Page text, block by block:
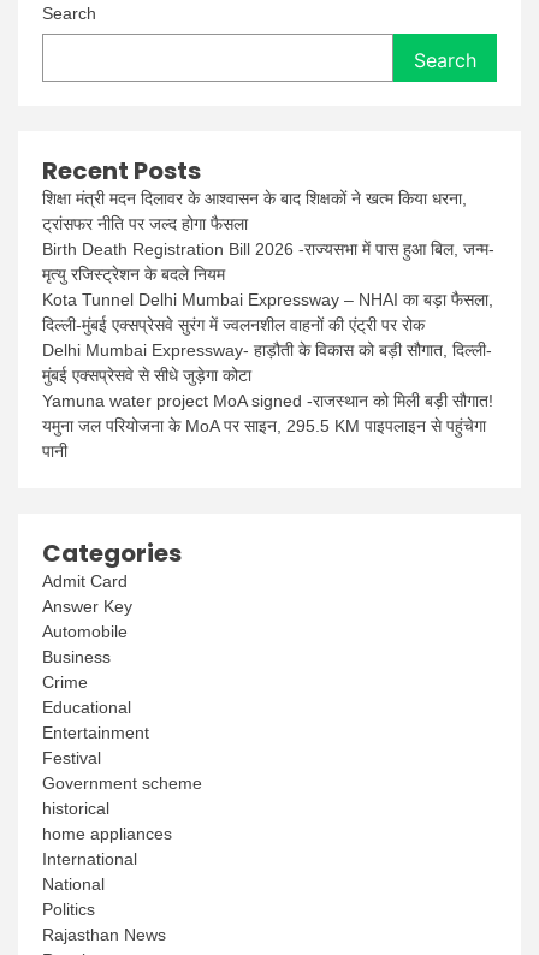
Search
Search
Recent Posts
शिक्षा मंत्री मदन दिलावर के आश्वासन के बाद शिक्षकों ने खत्म किया धरना,
ट्रांसफर नीति पर जल्द होगा फैसला
Birth Death Registration Bill 2026 -राज्यसभा में पास हुआ बिल, जन्म-
मृत्यु रजिस्ट्रेशन के बदले नियम
Kota Tunnel Delhi Mumbai Expressway – NHAI का बड़ा फैसला,
दिल्ली-मुंबई एक्सप्रेसवे सुरंग में ज्वलनशील वाहनों की एंट्री पर रोक
Delhi Mumbai Expressway- हाड़ौती के विकास को बड़ी सौगात, दिल्ली-
मुंबई एक्सप्रेसवे से सीधे जुड़ेगा कोटा
Yamuna water project MoA signed -राजस्थान को मिली बड़ी सौगात!
यमुना जल परियोजना के MoA पर साइन, 295.5 KM पाइपलाइन से पहुंचेगा
पानी
Categories
Admit Card
Answer Key
Automobile
Business
Crime
Educational
Entertainment
Festival
Government scheme
historical
home appliances
International
National
Politics
Rajasthan News